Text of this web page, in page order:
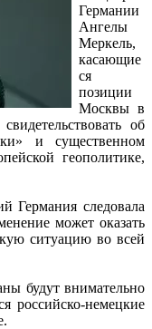
Германии
Ангелы
Меркель,
касающие
ся
позиции
Москвы в
об
и существенном
геополитике,
Германия следовала
может оказать
ситуацию во всей
будут внимательно
российско-немецкие